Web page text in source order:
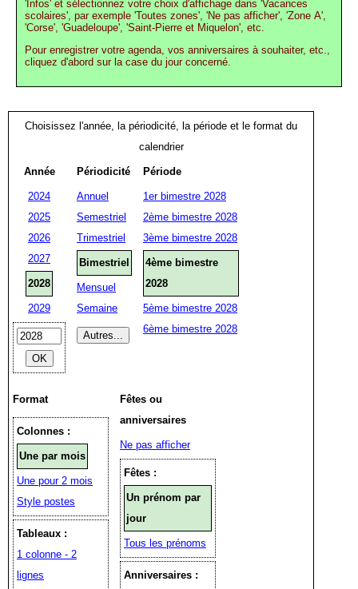
'Infos' et sélectionnez votre choix d'affichage dans 'Vacances
scolaires', par exemple 'Toutes zones', 'Ne pas afficher', 'Zone A',
'Corse', 'Guadeloupe', 'Saint-Pierre et Miquelon', etc.
Pour enregistrer votre agenda, vos anniversaires à souhaiter, etc.,
cliquez d'abord sur la case du jour concerné.
Choisissez l'année, la périodicité, la période et le format du
calendrier
Année
2024
2025
2026
2027
2028
2029
Périodicité
Annuel
Semestriel
Trimestriel
Bimestriel
Mensuel
Semaine
Période
1er bimestre 2028
2ème bimestre 2028
3ème bimestre 2028
4ème bimestre
2028
5ème bimestre 2028
6ème bimestre 2028
Format
Colonnes :
Une par mois
Une pour 2 mois
Style postes
Tableaux :
1 colonne - 2
lignes
Fêtes ou
anniversaires
Ne pas afficher
Fêtes :
Un prénom par
jour
Tous les prénoms
Anniversaires :